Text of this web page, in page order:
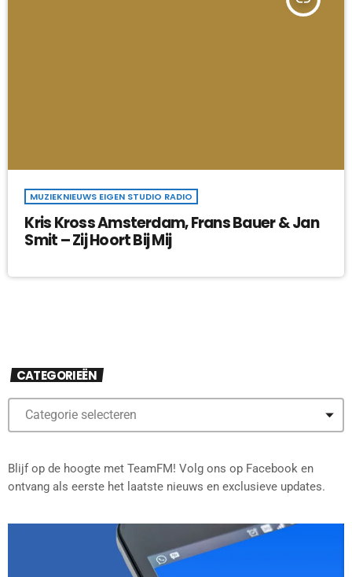
MUZIEKNIEUWS EIGEN STUDIO RADIO
Kris Kross Amsterdam, Frans Bauer & Jan
Smit – Zij Hoort Bij Mij
CATEGORIEËN
Blijf op de hoogte met TeamFM! Volg ons op Facebook en
ontvang als eerste het laatste nieuws en exclusieve updates.